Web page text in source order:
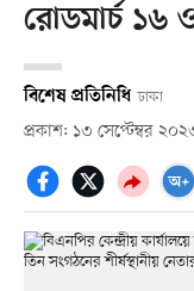
রোডমার্চ ১৬
বিশেষ প্রতিনিধি ঢাকা
প্রকাশ: ১৩ সেপ্টেম্বর